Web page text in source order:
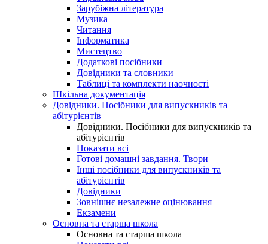
Зарубіжна література
Музика
Читання
Інформатика
Мистецтво
Додаткові посібники
Довідники та словники
Таблиці та комплекти наочності
Шкільна документація
Довідники. Посібники для випускників та
абітурієнтів
Довідники. Посібники для випускників та
абітурієнтів
Показати всі
Готові домашні завдання. Твори
Інші посібники для випускників та
абітурієнтів
Довідники
Зовнішнє незалежне оцінювання
Екзамени
Основна та старша школа
Основна та старша школа